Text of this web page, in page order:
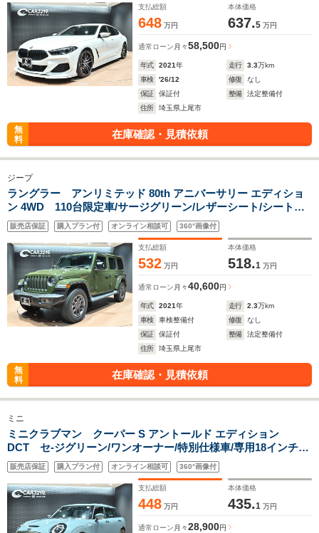
ーザーライト/ETC2.0
支払総額
648 万円
本体価格
637.5 万円
通常ローン 月々58,500円
年式 2021年 走行 3.3万km
車検
'26/12 修復
なし
保証
保証付 整備
法定整備付
住所
埼玉県上尾市
無
料
在庫確認・見積依頼
ジープ
ラングラー アンリミテッド 80th アニバーサリー エディショ
ン 4WD 110台限定車/サージグリーン/レザーシート/シートヒ
ーター/ステアリングヒーター/専用アルミ/専用インテリア/専用
エンブレム/ALPINEスピーカー/ACC/BSM/LEDヘッドラン
プ/AppleCarPlay/フルセグ/スマートキー
販売店保証 購入プラン付 オンライン相談可 360°画像付
支払総額
532 万円
本体価格
518.1 万円
通常ローン 月々40,600円
年式 2021年 走行 2.3万km
車検
車検整備付 修復
なし
保証
保証付 整備
法定整備付
住所
埼玉県上尾市
無
料
在庫確認・見積依頼
ミニ
ミニクラブマン クーパー S アントールド エディション
DCT セ-ジグリーン/ワンオーナー/特別仕様車/専用18インチ
AW/ピアノブラックインテリア/エアロダイナミックキット/専用
サイドスカットル/ルーフストライプ/ボンネットストライプ/セ
ージグリ-ンレザ-インテリア
販売店保証 購入プラン付 オンライン相談可 360°画像付
支払総額
448 万円
本体価格
435.1 万円
通常ローン 月々28,900円